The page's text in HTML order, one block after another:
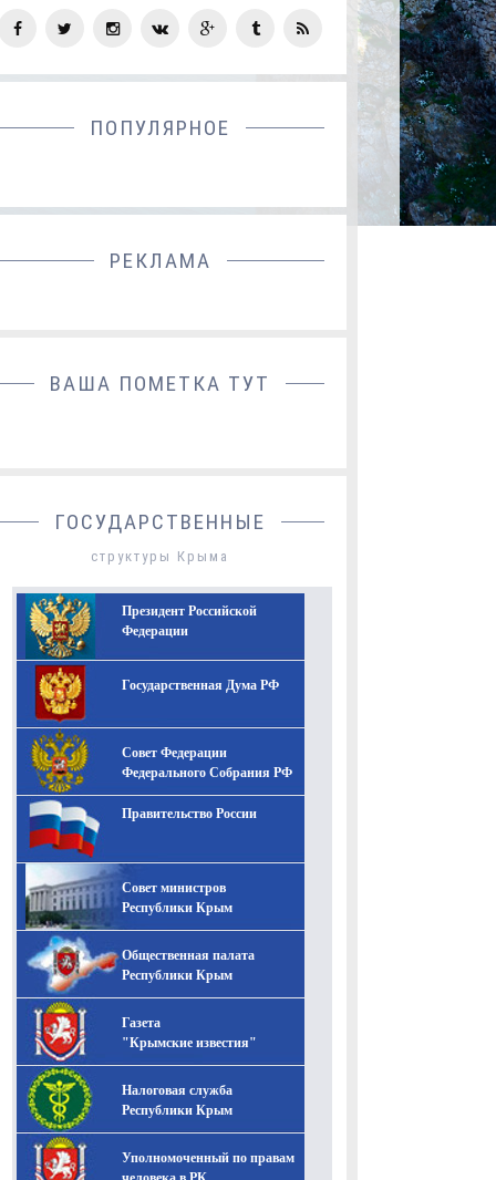
ПОПУЛЯРНОЕ
РЕКЛАМА
ВАША ПОМЕТКА ТУТ
ГОСУДАРСТВЕННЫЕ
структуры Крыма
Президент Российской
Федерации
Государственная Дума РФ
Совет Федерации
Федерального Собрания РФ
Правительство России
Совет министров
Республики Крым
Общественная палата
Республики Крым
Газета
"Крымские известия"
Налоговая служба
Республики Крым
Уполномоченный по правам